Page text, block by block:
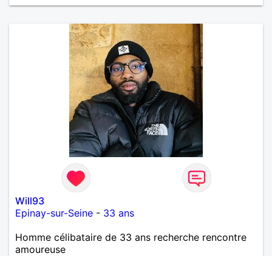
Will93
Epinay-sur-Seine - 33 ans
Homme célibataire de 33 ans recherche rencontre
amoureuse